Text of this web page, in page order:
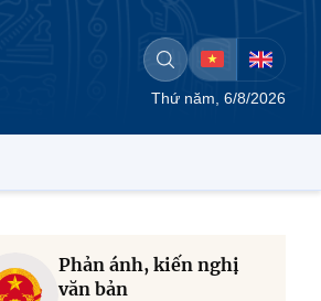
Thứ năm, 6/8/2026
Phản ánh, kiến nghị
văn bản